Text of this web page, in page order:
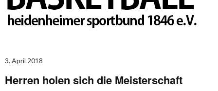
3. April 2018
Herren holen sich die Meisterschaft